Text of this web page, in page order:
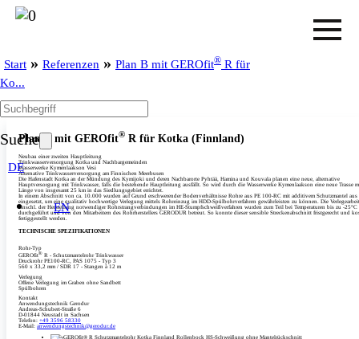
Start » Referenzen » Plan B mit GEROfit® R für
Ko...
Suche
DE
EN
Plan B mit GEROfit® R für Kotka (Finnland)
Neubau einer zweiten Hauptleitung
Trinkwasserversorgung Kotka und Nachbargemeinden
Wasserwerke Kymenlaakson Vesi
Alternative Trinkwasserversorgung am Finnischen Meerbusen
Die Hafenstadt Kotka an der Mündung des Kymijoki und deren Nachbarorte Pyhtää, Hamina und Kouvala planen eine neue, alternative
Hauptversorgung mit Trinkwasser, falls die bestehende Hauptleitung ausfällt. So wird durch die Wasserwerke Kymenlaakson eine neue Trasse
Länge von insgesamt 25 km in das Siedlungsgebiet errichtet.
In einem Abschnitt von ca. 10.000 wurden auf Grund erschwerender Bodenverhältnisse Rohre aus PE 100-RC mit additivem Schutzmantel aus
eingesetzt, um eine qualitativ hochwertige Verlegung mittels Rohreinzug im HDD-Spülbohrverfahren gewährleisten zu können. Die
einschl. der Herstellung notwendiger Rohrstrangverbindungen im HE-Stumpfschweißverfahren wurden zum Teil bei Temperaturen bis zu -25°C
durchgeführt und von den Mitarbeitern des Rohrherstellers GERODUR betreut. So konnte dieser sensible Streckenabschnitt fristgerecht und
fertiggestellt werden.
TECHNISCHE SPEZIFIKATIONEN
Rohr-Typ
GEROfit® R - Schutzmantelrohr Trinkwasser
Druckrohr PE100-RC, PAS 1075 - Typ 3
560 x 33,2 mm /­ SDR 17 - Stangen à 12 m
Verlegung
Offene Verlegung im Graben ohne Sandbett
Spülbohren
Kontakt
Anwendungstechnik Gerodur
Andreas-Schubert-Straße 6
D-01844 Neustadt in Sachsen
Telefon: +49 3596 58330
E-Mail: anwendungstechnik@gerodur.de